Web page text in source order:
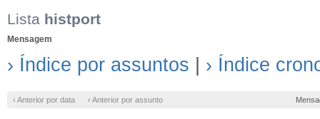
Lista histport
Mensagem
› Índice por assuntos › Índice
‹ Anterior por data ‹ Anterior por assunto